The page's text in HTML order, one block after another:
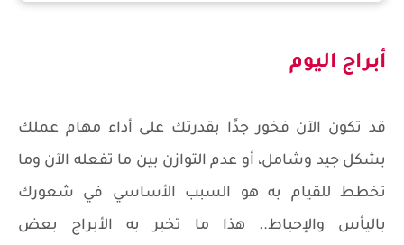
أبراج اليوم
قد تكون الآن فخور جدًا بقدرتك على أداء مهام عملك
بشكل جيد وشامل، أو عدم التوازن بين ما تفعله الآن وما
تخطط للقيام به هو السبب الأساسي في شعورك
باليأس والإحباط.. هذا ما تخبر به الأبراج بعض